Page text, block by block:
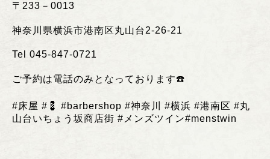
〒 233 － 0013
神奈川県横浜市港南区丸山台 2-26-21
Tel 045-847-0721
ご予約は電話のみとなっております☎️
#床屋 #💈 #barbershop #神奈川 #横浜 #港南区 #丸
山台いちょう坂商店街 # メンズツイン#menstwin